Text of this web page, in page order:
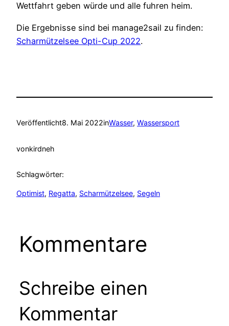
Wettfahrt geben würde und alle fuhren heim.
Die Ergebnisse sind bei manage2sail zu finden:
Scharmützelsee Opti-Cup 2022.
Veröffentlicht8. Mai 2022inWasser, Wassersport
vonkirdneh
Schlagwörter:
Optimist, Regatta, Scharmützelsee, Segeln
Kommentare
Schreibe einen
Kommentar